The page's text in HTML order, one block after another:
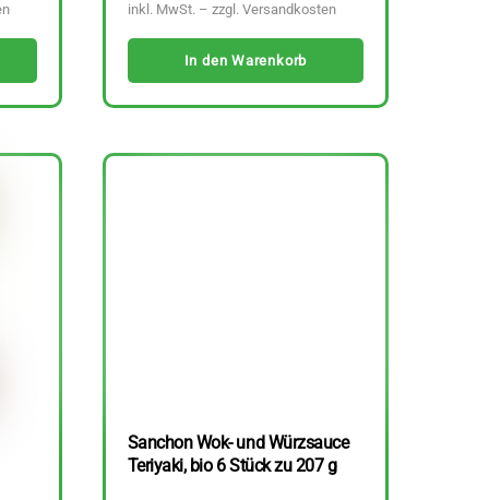
inkl. MwSt. – zzgl. Versandkosten
In den Warenkorb
Sanchon Wok- und Würzsauce
Teriyaki, bio 6 Stück zu 207 g